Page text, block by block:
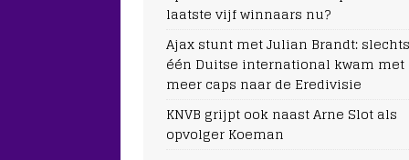
laatste vijf winnaars nu?
Ajax stunt met Julian Brandt: slechts
één Duitse international kwam met
meer caps naar de Eredivisie
KNVB grijpt ook naast Arne Slot als
opvolger Koeman